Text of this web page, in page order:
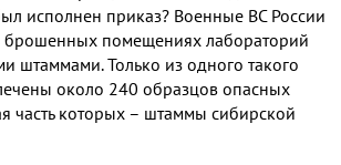
исполнен приказ? Военные ВС России
брошенных помещениях лабораторий
штаммами. Только из одного такого
около 240 образцов опасных
часть которых – штаммы сибирской